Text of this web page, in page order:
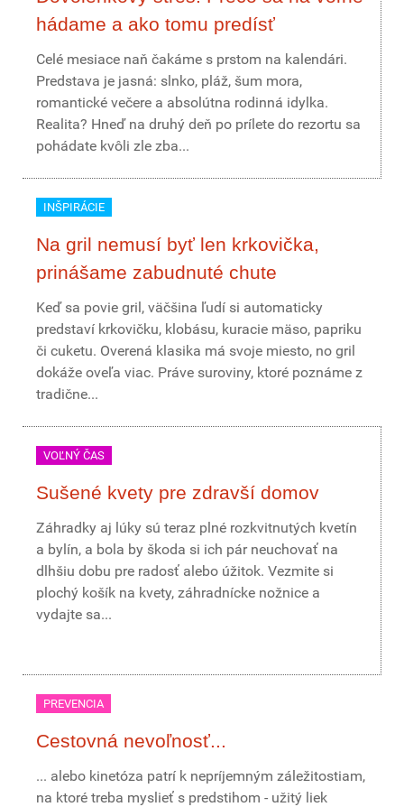
hádame a ako tomu predísť
Celé mesiace naň čakáme s prstom na kalendári.
Predstava je jasná: slnko, pláž, šum mora,
romantické večere a absolútna rodinná idylka.
Realita? Hneď na druhý deň po prílete do rezortu sa
pohádate kvôli zle zba...
INŠPIRÁCIE
Na gril nemusí byť len krkovička,
prinášame zabudnuté chute
Keď sa povie gril, väčšina ľudí si automaticky
predstaví krkovičku, klobásu, kuracie mäso, papriku
či cuketu. Overená klasika má svoje miesto, no gril
dokáže oveľa viac. Práve suroviny, ktoré poznáme z
tradične...
VOĽNÝ ČAS
Sušené kvety pre zdravší domov
Záhradky aj lúky sú teraz plné rozkvitnutých kvetín
a bylín, a bola by škoda si ich pár neuchovať na
dlhšiu dobu pre radosť alebo úžitok. Vezmite si
plochý košík na kvety, záhradnícke nožnice a
vydajte sa...
PREVENCIA
Cestovná nevoľnosť...
... alebo kinetóza patrí k nepríjemným záležitostiam,
na ktoré treba myslieť s predstihom - užitý liek